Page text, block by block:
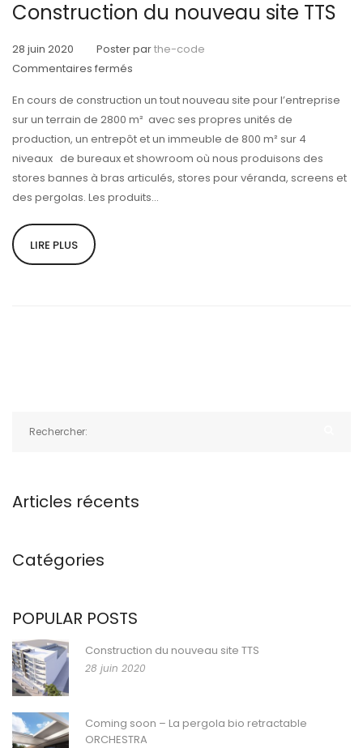
Construction du nouveau site TTS
28 juin 2020 Poster parthe-code
Commentaires fermés
du
nouveau
site
TTS
En cours de construction un tout nouveau site pour l’entreprise
sur un terrain de 2800 m² avec ses propres unités de
production, un entrepôt et un immeuble de 800 m² sur 4
niveaux de bureaux et showroom où nous produisons des
stores bannes à bras articulés, stores pour véranda, screens et
des pergolas. Les produits...
LIRE PLUS
Articles récents
Catégories
POPULAR POSTS
Construction du nouveau site TTS
28 juin 2020
Coming soon – La pergola bio retractable
ORCHESTRA